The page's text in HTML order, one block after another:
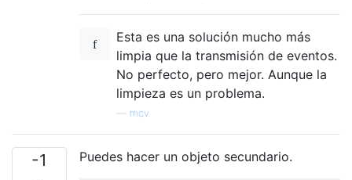
Esta es una solución mucho más
limpia que la transmisión de eventos.
No perfecto, pero mejor. Aunque la
limpieza es un problema.
mcv
-1 Puedes hacer un objeto secundario.